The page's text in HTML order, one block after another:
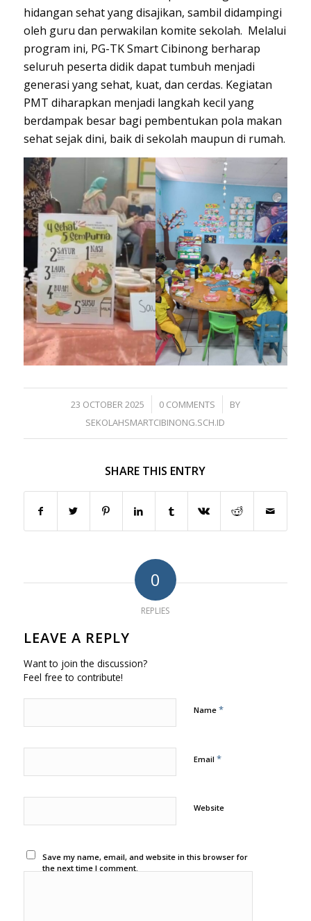
hidangan sehat yang disajikan, sambil didampingi
oleh guru dan perwakilan komite sekolah. Melalui
program ini, PG-TK Smart Cibinong berharap
seluruh peserta didik dapat tumbuh menjadi
generasi yang sehat, kuat, dan cerdas. Kegiatan
PMT diharapkan menjadi langkah kecil yang
berdampak besar bagi pembentukan pola makan
sehat sejak dini, baik di sekolah maupun di rumah.
23 OCTOBER 2025
/ 0 COMMENTS
/
BY
SEKOLAHSMARTCIBINONG.SCH.ID
SHARE THIS ENTRY
0
REPLIES
LEAVE A REPLY
Want to join the discussion?
Feel free to contribute!
Name *
Email *
Website
Save my name, email, and website in this browser for
the next time I comment.